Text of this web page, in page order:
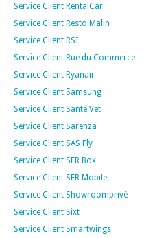
Service Client RentalCar
Service Client Resto Malin
Service Client RSI
Service Client Rue du Commerce
Service Client Ryanair
Service Client Samsung
Service Client Santé Vet
Service Client Sarenza
Service Client SAS Fly
Service Client SFR Box
Service Client SFR Mobile
Service Client Showroomprivé
Service Client Sixt
Service Client Smartwings